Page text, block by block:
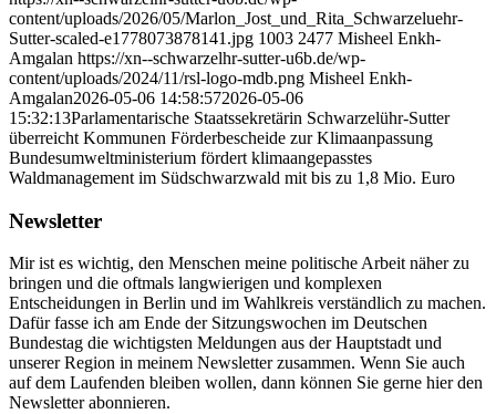
content/uploads/2026/05/Marlon_Jost_und_Rita_Schwarzeluehr-
Sutter-scaled-e1778073878141.jpg 1003 2477 Misheel Enkh-
Amgalan https://xn--schwarzelhr-sutter-u6b.de/wp-
content/uploads/2024/11/rsl-logo-mdb.png Misheel Enkh-
Amgalan2026-05-06 14:58:572026-05-06
15:32:13Parlamentarische Staatssekretärin Schwarzelühr-Sutter
überreicht Kommunen Förderbescheide zur Klimaanpassung
Bundesumweltministerium fördert klimaangepasstes
Waldmanagement im Südschwarzwald mit bis zu 1,8 Mio. Euro
Newsletter
Mir ist es wichtig, den Menschen meine politische Arbeit näher zu
bringen und die oftmals langwierigen und komplexen
Entscheidungen in Berlin und im Wahlkreis verständlich zu machen.
Dafür fasse ich am Ende der Sitzungswochen im Deutschen
Bundestag die wichtigsten Meldungen aus der Hauptstadt und
unserer Region in meinem Newsletter zusammen. Wenn Sie auch
auf dem Laufenden bleiben wollen, dann können Sie gerne hier den
Newsletter abonnieren.